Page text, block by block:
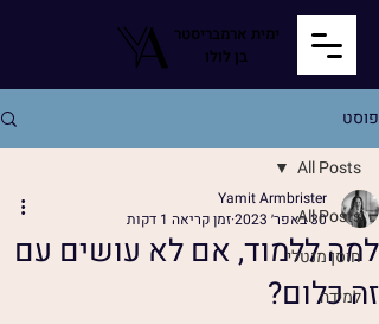
ימית ארמבריסטר
בן לולו
פוסט
All Posts
חוסן מנטלי
למידה
All Posts
למה ללמוד, אם לא עושים עם
זה כלום?
Yamit Armbrister
30 באפר׳ 2023
זמן קריאה 1 דקות